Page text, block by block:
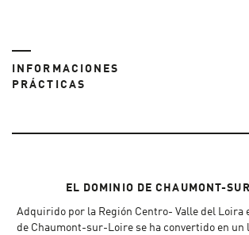
INFORMACIONES
PRÁCTICAS
EL DOMINIO DE CHAUMONT-
Adquirido por la Región Centro- Valle del Loira
de Chaumont-sur-Loire se ha convertido en